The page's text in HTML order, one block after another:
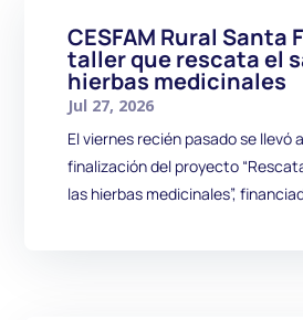
CESFAM Rural Santa
taller que rescata el
hierbas medicinales
Jul 27, 2026
El viernes recién pasado se llevó
finalización del proyecto
las hierbas medicinales”,